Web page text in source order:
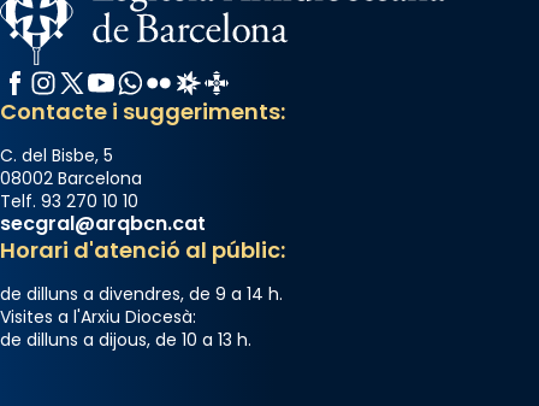
Facebook
Instagram
X / Twitter
YouTube
WhatsApp
FlickrRadio Estel
Catalunya Cristiana
Contacte i suggeriments:
C. del Bisbe, 5
08002 Barcelona
Telf. 93 270 10 10
secgral@arqbcn.cat
Horari d'atenció al públic:
de dilluns a divendres, de 9 a 14 h.
Visites a l'Arxiu Diocesà:
de dilluns a dijous, de 10 a 13 h.